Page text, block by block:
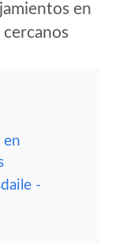
en
en
-